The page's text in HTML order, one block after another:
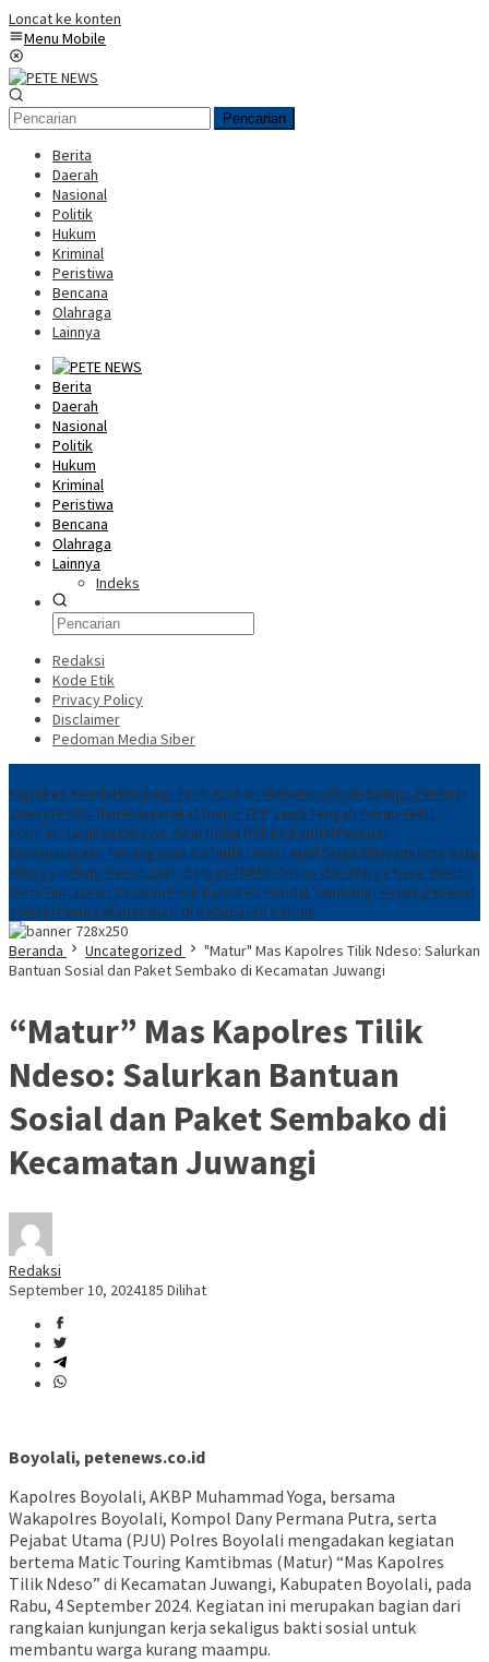
Loncat ke konten
Menu Mobile
Pencarian
Berita
Daerah
Nasional
Politik
Hukum
Kriminal
Peristiwa
Bencana
Olahraga
Lainnya
Berita
Daerah
Nasional
Politik
Hukum
Kriminal
Peristiwa
Bencana
Olahraga
Lainnya
Indeks
Redaksi
Kode Etik
Privacy Policy
Disclaimer
Pedoman Media Siber
Kapolres Kendal Kunjungi Panti Asuhan Muhammadiyah Sutejo, Perkuat
Sinergi Polisi dan Masyarakat Honor TPP Jawa Tengah Kerap Telat,
Kontrak Janjikan Dibayar Awal Bulan Polres Kendal Perkuat
Kesiapsiagaan Penanganan Karhutla Lewat Apel Siaga Bhayangkara Satu
Minggu Jelang Penutupan, Satgas TMMD Ormas dan Warga Kejar Waktu
Demi Tuntaskan Sasaran Fisik Kapolres Kendal Sambangi Kejari, Perkuat
Sinergi Penegakan Hukum di Kabupaten Kendal
Beranda
Uncategorized
"Matur" Mas Kapolres Tilik Ndeso: Salurkan
Bantuan Sosial dan Paket Sembako di Kecamatan Juwangi
“Matur” Mas Kapolres Tilik
Ndeso: Salurkan Bantuan
Sosial dan Paket Sembako di
Kecamatan Juwangi
Redaksi
September 10, 2024185 Dilihat
Boyolali, petenews.co.id
Kapolres Boyolali, AKBP Muhammad Yoga, bersama
Wakapolres Boyolali, Kompol Dany Permana Putra, serta
Pejabat Utama (PJU) Polres Boyolali mengadakan kegiatan
bertema Matic Touring Kamtibmas (Matur) “Mas Kapolres
Tilik Ndeso” di Kecamatan Juwangi, Kabupaten Boyolali, pada
Rabu, 4 September 2024. Kegiatan ini merupakan bagian dari
rangkaian kunjungan kerja sekaligus bakti sosial untuk
membantu warga kurang maampu.